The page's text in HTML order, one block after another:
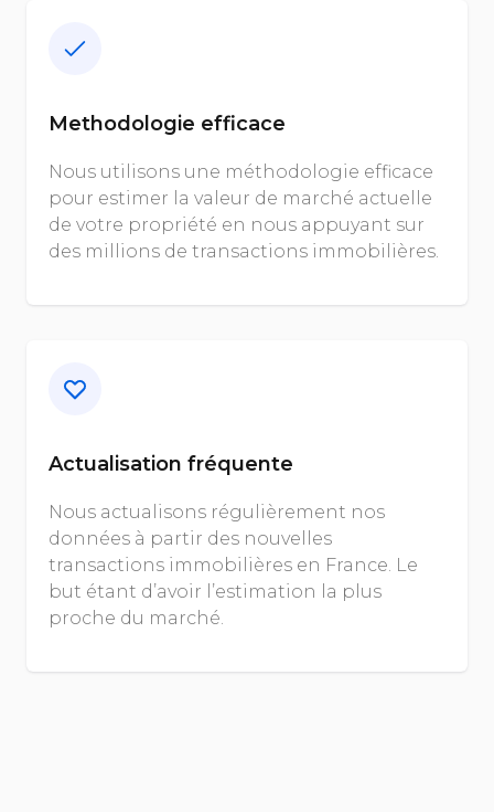
Methodologie efficace
Nous utilisons une méthodologie efficace
pour estimer la valeur de marché actuelle
de votre propriété en nous appuyant sur
des millions de transactions immobilières.
Actualisation fréquente
Nous actualisons régulièrement nos
données à partir des nouvelles
transactions immobilières en France. Le
but étant d’avoir l’estimation la plus
proche du marché.